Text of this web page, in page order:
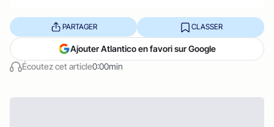
Écoutez cet article0:00min
PARTAGER CLASSER
Ajouter Atlantico en favori sur Google